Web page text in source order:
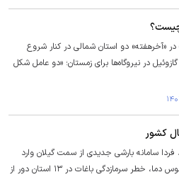
دو استان شمالی در کنار شروع
در نیروگاه‌ها برای زمستان؛ «دو عامل شکل
کشور
سامانه بارشی جدیدی از سمت گیلان وارد
کشور می‌شود و هم‌زمان با کاهش محسوس دما، خطر سرمازدگی باغات در ۱۳ استان دور از